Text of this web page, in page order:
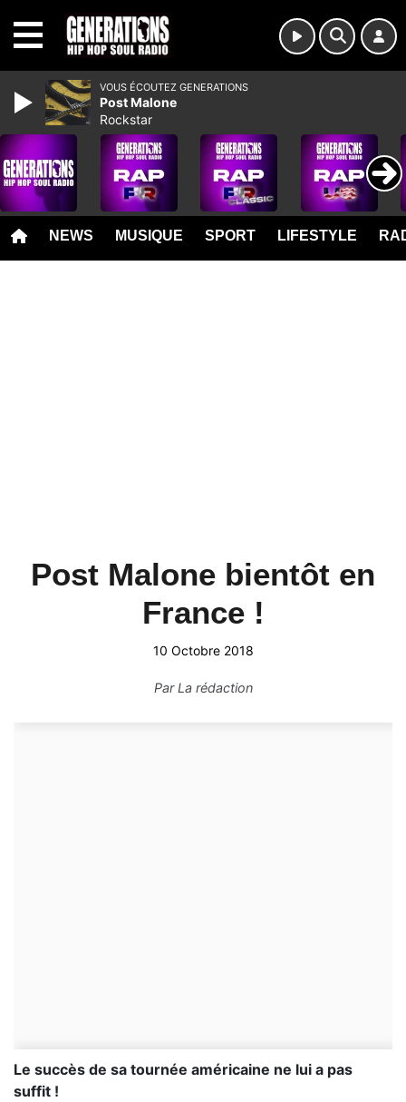
NEWS MUSIQUE SPORT LIFESTYLE
Post Malone bientôt en
France !
10 Octobre 2018
ParLa rédaction
Le succès de sa tournée américaine ne lui a pas
suffit !
VOUS ÉCOUTEZ GENERATIONS
Post Malone
Rockstar